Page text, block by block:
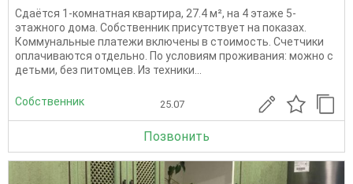
Сдаётся 1-комнатная квартира, 27.4 м², на 4 этаже 5-
этажного дома. Собственник присутствует на показах.
Коммунальные платежи включены в стоимость. Счетчики
оплачиваются отдельно. По условиям проживания: можно с
детьми, без питомцев. Из техники...
Собственник 25.07
Позвонить